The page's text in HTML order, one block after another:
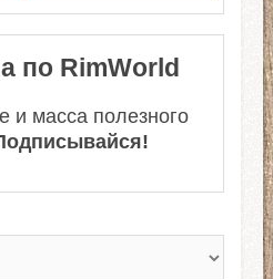
по RimWorld
и масса полезного